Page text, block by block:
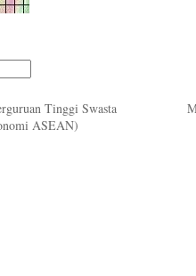
Tinggi Swasta
ASEAN)